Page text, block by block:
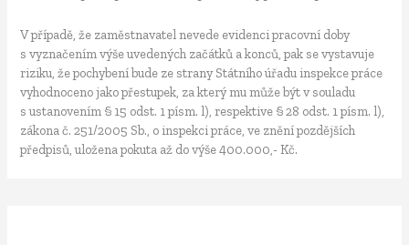
V případě, že zaměstnavatel nevede evidenci pracovní doby
s vyznačením výše uvedených začátků a konců, pak se vystavuje
riziku, že pochybení bude ze strany Státního úřadu inspekce práce
vyhodnoceno jako přestupek, za který mu může být v souladu
s ustanovením § 15 odst. 1 písm. l), respektive § 28 odst. 1 písm. l),
zákona č. 251/2005 Sb., o inspekci práce, ve znění pozdějších
předpisů, uložena pokuta až do výše 400.000,- Kč.